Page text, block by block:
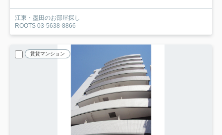
江東・墨田のお部屋探し
ROOTS 03-5638-8866
賃貸マンション